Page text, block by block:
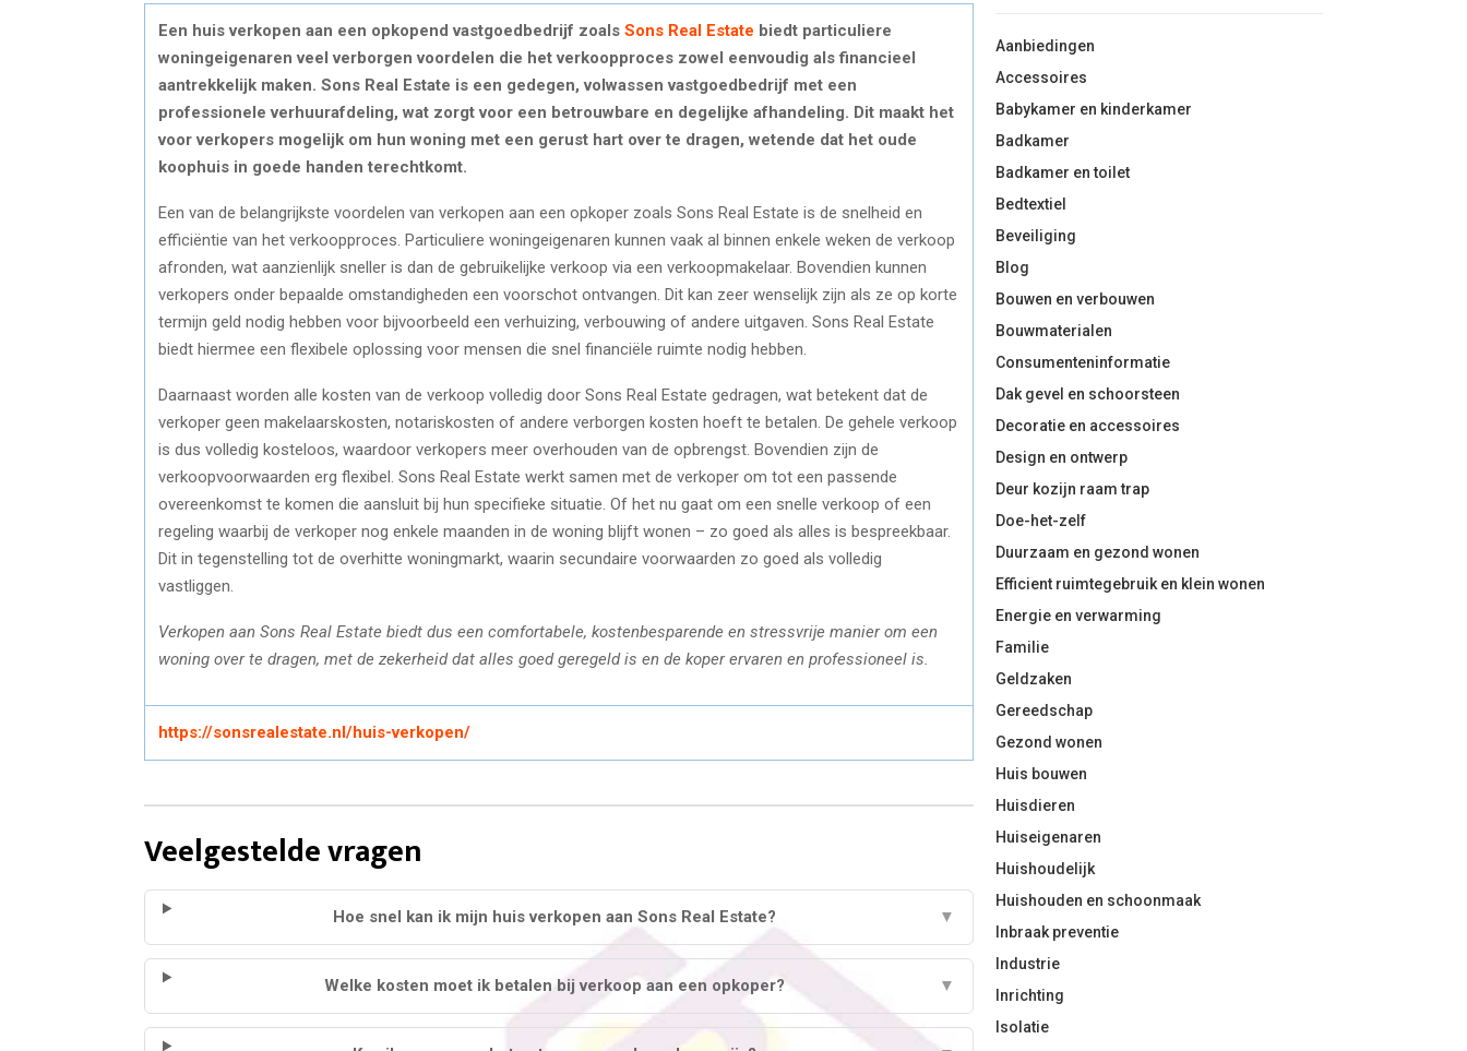
Een huis verkopen aan een opkopend vastgoedbedrijf zoals Sons Real Estate biedt particuliere
woningeigenaren veel verborgen voordelen die het verkoopproces zowel eenvoudig als financieel
aantrekkelijk maken. Sons Real Estate is een gedegen, volwassen vastgoedbedrijf met een
professionele verhuurafdeling, wat zorgt voor een betrouwbare en degelijke afhandeling. Dit maakt het
voor verkopers mogelijk om hun woning met een gerust hart over te dragen, wetende dat het oude
koophuis in goede handen terechtkomt.
Een van de belangrijkste voordelen van verkopen aan een opkoper zoals Sons Real Estate is de snelheid en
efficiëntie van het verkoopproces. Particuliere woningeigenaren kunnen vaak al binnen enkele weken de verkoop
afronden, wat aanzienlijk sneller is dan de gebruikelijke verkoop via een verkoopmakelaar. Bovendien kunnen
verkopers onder bepaalde omstandigheden een voorschot ontvangen. Dit kan zeer wenselijk zijn als ze op korte
termijn geld nodig hebben voor bijvoorbeeld een verhuizing, verbouwing of andere uitgaven. Sons Real Estate
biedt hiermee een flexibele oplossing voor mensen die snel financiële ruimte nodig hebben.
Daarnaast worden alle kosten van de verkoop volledig door Sons Real Estate gedragen, wat betekent dat de
verkoper geen makelaarskosten, notariskosten of andere verborgen kosten hoeft te betalen. De gehele verkoop
is dus volledig kosteloos, waardoor verkopers meer overhouden van de opbrengst. Bovendien zijn de
verkoopvoorwaarden erg flexibel. Sons Real Estate werkt samen met de verkoper om tot een passende
overeenkomst te komen die aansluit bij hun specifieke situatie. Of het nu gaat om een snelle verkoop of een
regeling waarbij de verkoper nog enkele maanden in de woning blijft wonen – zo goed als alles is bespreekbaar.
Dit in tegenstelling tot de overhitte woningmarkt, waarin secundaire voorwaarden zo goed als volledig
vastliggen.
Verkopen aan Sons Real Estate biedt dus een comfortabele, kostenbesparende en stressvrije manier om een
woning over te dragen, met de zekerheid dat alles goed geregeld is en de koper ervaren en professioneel is.
https://sonsrealestate.nl/huis-verkopen/
Veelgestelde vragen
Hoe snel kan ik mijn huis verkopen aan Sons Real Estate? ▼
Welke kosten moet ik betalen bij verkoop aan een opkoper? ▼
Aanbiedingen
Accessoires
Babykamer en kinderkamer
Badkamer
Badkamer en toilet
Bedtextiel
Beveiliging
Blog
Bouwen en verbouwen
Bouwmaterialen
Consumenteninformatie
Dak gevel en schoorsteen
Decoratie en accessoires
Design en ontwerp
Deur kozijn raam trap
Doe-het-zelf
Duurzaam en gezond wonen
Efficient ruimtegebruik en klein wonen
Energie en verwarming
Familie
Geldzaken
Gereedschap
Gezond wonen
Huis bouwen
Huisdieren
Huiseigenaren
Huishoudelijk
Huishouden en schoonmaak
Inbraak preventie
Industrie
Inrichting
Isolatie